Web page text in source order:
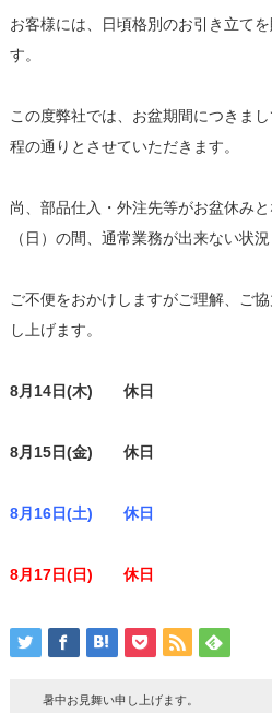
お客様には、日頃格別のお引き立て
す。
この度弊社では、お盆期間につきま
程の通りとさせていただきます。
尚、部品仕入・外注先等がお盆休み
（日）の間、通常業務が出来ない状況
ご不便をおかけしますがご理解、ご
し上げます。
8月14日(木) 休日
8月15日(金) 休日
8月16日(土) 休日
8月17日(日) 休日
暑中お見舞い申し上げます。